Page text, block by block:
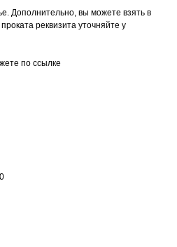
Дополнительно, вы можете взять в
реквизита уточняйте у
по ссылке